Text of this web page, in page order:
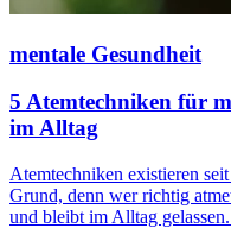
mentale Gesundheit
5 Atemtechniken für
im Alltag
Atemtechniken existieren
Grund, denn wer richtig
und bleibt im Alltag